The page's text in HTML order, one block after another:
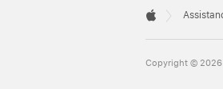
Footer

Copyright © 2026